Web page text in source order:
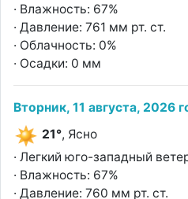
· Влажность: 67%
· Давление: 761 мм рт. ст.
· Облачность: 0%
· Осадки: 0 мм
Вторник, 11 августа, 2026
21°, Ясно
· Легкий юго-западный
· Влажность: 67%
· Давление: 760 мм рт. ст.